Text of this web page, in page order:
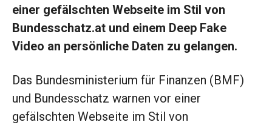
einer gefälschten Webseite im Stil von
Bundesschatz.at und einem Deep Fake
Video an persönliche Daten zu gelangen.
Das Bundesministerium für Finanzen (BMF)
und Bundesschatz warnen vor einer
gefälschten Webseite im Stil von